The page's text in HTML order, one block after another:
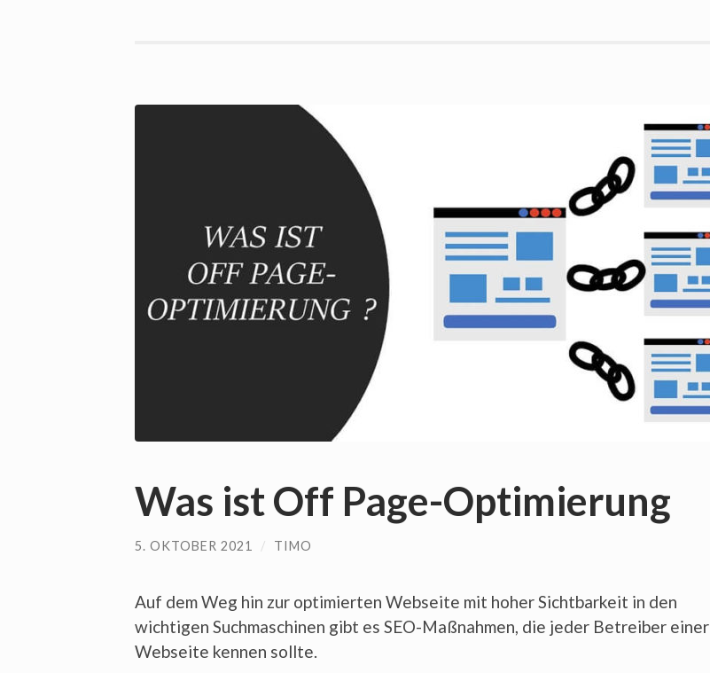
Was ist Off Page-Optimierung
5. OKTOBER 2021 / TIMO
Auf dem Weg hin zur optimierten Webseite mit hoher Sichtbarkeit in den
wichtigen Suchmaschinen gibt es SEO-Maßnahmen, die jeder Betreiber einer
Webseite kennen sollte.